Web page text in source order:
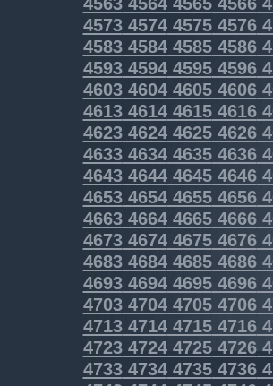
4573457445754576
4583458445854586
4593459445954596
4603460446054606
4613461446154616
4623462446254626
4633463446354636
4643464446454646
4653465446554656
4663466446654666
4673467446754676
4683468446854686
4693469446954696
4703470447054706
4713471447154716
4723472447254726
4733473447354736